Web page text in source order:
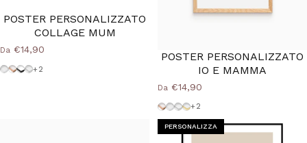
POSTER PERSONALIZZATO
COLLAGE MUM
Da €14,90
Cornice-Bianca
Cornice Wood Natural
Cornice-Nera
Cornice-Argento
+2
POSTER PERSONALIZZATO
IO E MAMMA
Da €14,90
Cornice Wood Natural
Cornice-Bianca
Cornice-Argento
Cornice-Oro
+2
PERSONALIZZA